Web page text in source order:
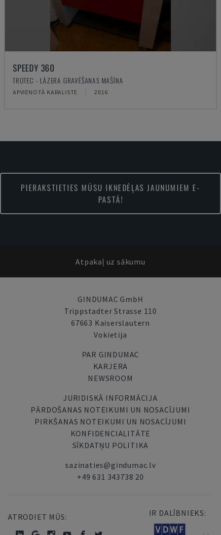
SPEEDY 360
TROTEC - LĀZERA GRAVĒŠANAS MAŠĪNA
APVIENOTĀ KARALISTE 2016
PIERAKSTIETIES MŪSU IKNEDĒĻAS JAUNUMIEM E-
PASTĀ!
Atpakaļ uz sākumu
GINDUMAC GmbH
Trippstadter Strasse 110
67663 Kaiserslautern
Vokietija
PAR GINDUMAC
KARJERA
NEWSROOM
JURIDISKĀ INFORMĀCIJA
PĀRDOŠANAS NOTEIKUMI UN NOSACĪJUMI
PIRKŠANAS NOTEIKUMI UN NOSACĪJUMI
KONFIDENCIALITĀTE
SĪKDATŅU POLITIKA
sazinaties@gindumac.lv
+49 631 343738 20
ATRODIET MŪS: IR DALĪBNIEKS: